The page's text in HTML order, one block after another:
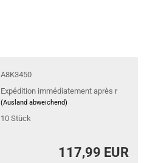
A8K3450
Expédition immédiatement après r
(Ausland abweichend)
10 Stück
117,99 EUR